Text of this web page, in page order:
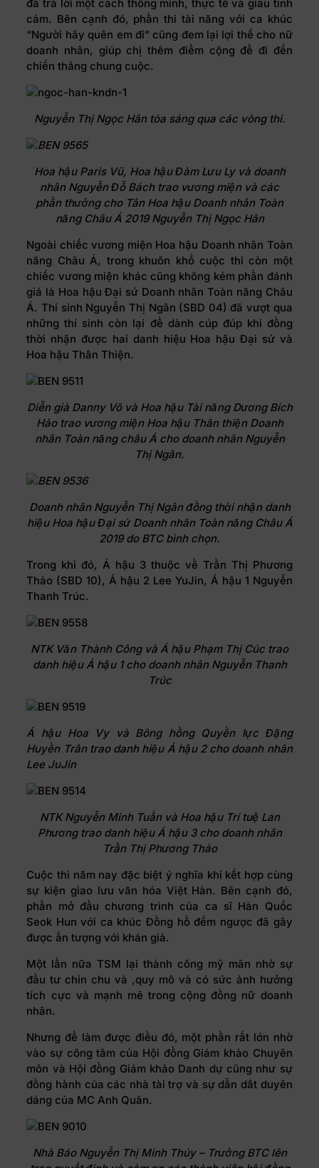
đã trả lời một cách thông minh, thực tế và giàu tình
cảm. Bên cạnh đó, phần thi tài năng với ca khúc
“Người hãy quên em đi” cũng đem lại lợi thế cho nữ
doanh nhân, giúp chị thêm điểm cộng để đi đến
chiến thắng chung cuộc.
Nguyễn Thị Ngọc Hân tỏa sáng qua các vòng thi.
Hoa hậu Paris Vũ, Hoa hậu Đàm Lưu Ly và doanh
nhân Nguyễn Đỗ Bách trao vương miện và các
phần thưởng cho Tân Hoa hậu Doanh nhân Toàn
năng Châu Á 2019 Nguyễn Thị Ngọc Hân
Ngoài chiếc vương miện Hoa hậu Doanh nhân Toàn
năng Châu Á, trong khuôn khổ cuộc thi còn một
chiếc vương miện khác cũng không kém phần đánh
giá là Hoa hậu Đại sứ Doanh nhân Toàn năng Châu
Á. Thí sinh Nguyễn Thị Ngân (SBD 04) đã vượt qua
những thí sinh còn lại để dành cúp đúp khi đồng
thời nhận được hai danh hiệu Hoa hậu Đại sứ và
Hoa hậu Thân Thiện.
Diễn giả Danny Võ và Hoa hậu Tài năng Dương Bích
Hảo trao vương miện Hoa hậu Thân thiện Doanh
nhân Toàn năng châu Á cho doanh nhân Nguyễn
Thị Ngân.
Doanh nhân Nguyễn Thị Ngân đồng thời nhận danh
hiệu Hoa hậu Đại sứ Doanh nhân Toàn năng Châu Á
2019 do BTC bình chọn.
Trong khi đó, Á hậu 3 thuộc về Trần Thị Phương
Thảo (SBD 10), Á hậu 2 Lee YuJin, Á hậu 1 Nguyễn
Thanh Trúc.
NTK Văn Thành Công và Á hậu Phạm Thị Cúc trao
danh hiệu Á hậu 1 cho doanh nhân Nguyễn Thanh
Trúc
Á hậu Hoa Vy và Bông hồng Quyền lực Đặng
Huyền Trân trao danh hiệu Á hậu 2 cho doanh nhân
Lee JuJin
NTK Nguyễn Minh Tuấn và Hoa hậu Trí tuệ Lan
Phương trao danh hiệu Á hậu 3 cho doanh nhân
Trần Thị Phương Thảo
Cuộc thi năm nay đặc biệt ý nghĩa khi kết hợp cùng
sự kiện giao lưu văn hóa Việt Hàn. Bên cạnh đó,
phần mở đầu chương trình của ca sĩ Hàn Quốc
Seok Hun với ca khúc Đồng hồ đếm ngược đã gây
được ấn tượng với khán giả.
Một lần nữa TSM lại thành công mỹ mãn nhờ sự
đầu tư chỉn chu và ,quy mô và có sức ảnh hưởng
tích cực và mạnh mẽ trong cộng đồng nữ doanh
nhân.
Nhưng để làm được điều đó, một phần rất lớn nhờ
vào sự công tâm của Hội đồng Giám khảo Chuyên
môn và Hội đồng Giám khảo Danh dự cũng như sự
đồng hành của các nhà tài trợ và sự dẫn dắt duyên
dáng của MC Anh Quân.
Nhà Báo Nguyễn Thị Minh Thúy – Trưởng BTC lên